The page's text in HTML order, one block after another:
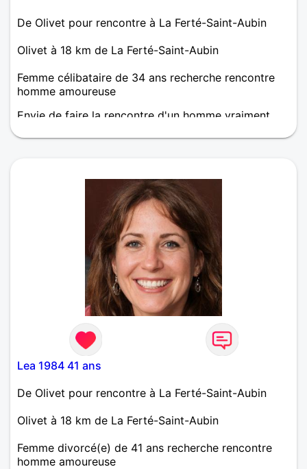
De Olivet pour rencontre à La Ferté-Saint-Aubin
Olivet à 18 km de La Ferté-Saint-Aubin
Femme célibataire de 34 ans recherche rencontre
homme amoureuse
Envie de faire la rencontre d'un homme vraiment
l'amour a long terme.
Lea 1984 41 ans
De Olivet pour rencontre à La Ferté-Saint-Aubin
Olivet à 18 km de La Ferté-Saint-Aubin
Femme divorcé(e) de 41 ans recherche rencontre
homme amoureuse